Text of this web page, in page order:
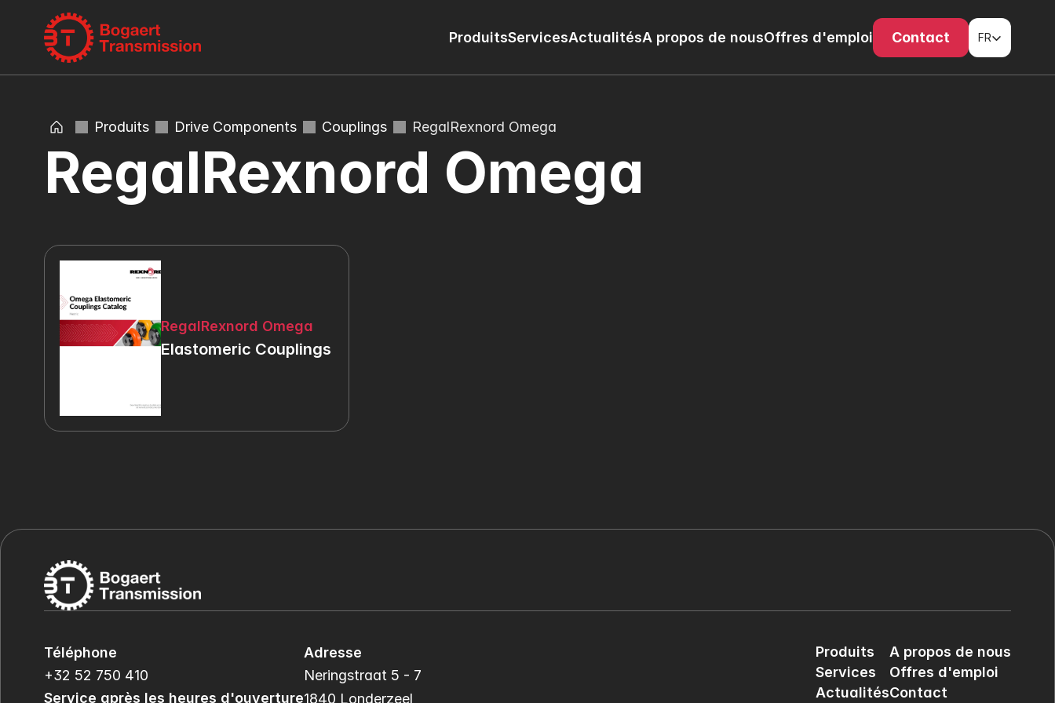
ProduitsServicesActualitésA propos de nousOffres d'emploi Contact
Select Language
FR
Produits Drive Components Couplings RegalRexnord Omega
RegalRexnord Omega
RegalRexnord Omega
Elastomeric Couplings
Téléphone
+32 52 750 410
Service après les heures d'ouverture
Adresse
Neringstraat 5 - 7
1840 Londerzeel
Produits
Services
Actualités
A propos de nous
Offres d'emploi
Contact